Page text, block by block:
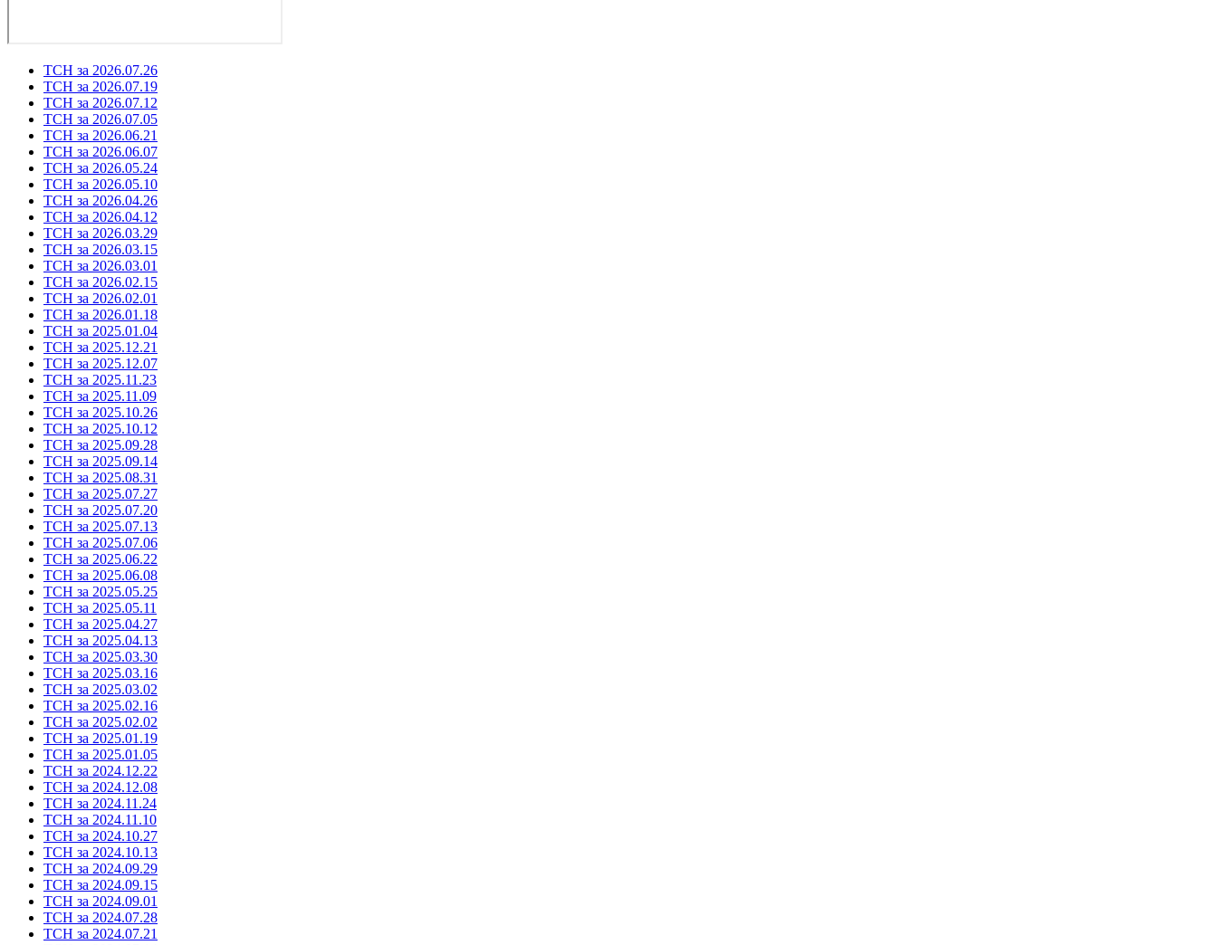
ТСН за 2026.07.26
ТСН за 2026.07.19
ТСН за 2026.07.12
ТСН за 2026.07.05
ТСН за 2026.06.21
ТСН за 2026.06.07
ТСН за 2026.05.24
ТСН за 2026.05.10
ТСН за 2026.04.26
ТСН за 2026.04.12
ТСН за 2026.03.29
ТСН за 2026.03.15
ТСН за 2026.03.01
ТСН за 2026.02.15
ТСН за 2026.02.01
ТСН за 2026.01.18
ТСН за 2025.01.04
ТСН за 2025.12.21
ТСН за 2025.12.07
ТСН за 2025.11.23
ТСН за 2025.11.09
ТСН за 2025.10.26
ТСН за 2025.10.12
ТСН за 2025.09.28
ТСН за 2025.09.14
ТСН за 2025.08.31
ТСН за 2025.07.27
ТСН за 2025.07.20
ТСН за 2025.07.13
ТСН за 2025.07.06
ТСН за 2025.06.22
ТСН за 2025.06.08
ТСН за 2025.05.25
ТСН за 2025.05.11
ТСН за 2025.04.27
ТСН за 2025.04.13
ТСН за 2025.03.30
ТСН за 2025.03.16
ТСН за 2025.03.02
ТСН за 2025.02.16
ТСН за 2025.02.02
ТСН за 2025.01.19
ТСН за 2025.01.05
ТСН за 2024.12.22
ТСН за 2024.12.08
ТСН за 2024.11.24
ТСН за 2024.11.10
ТСН за 2024.10.27
ТСН за 2024.10.13
ТСН за 2024.09.29
ТСН за 2024.09.15
ТСН за 2024.09.01
ТСН за 2024.07.28
ТСН за 2024.07.21